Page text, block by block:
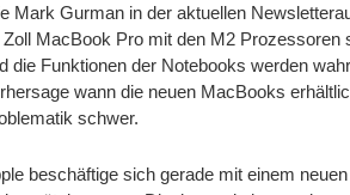
Mark Gurman in der aktuellen
Zoll MacBook Pro mit den M2
die Funktionen der Notebooks werden
wann die neuen MacBooks
schwer.
beschäftige sich gerade mit einem